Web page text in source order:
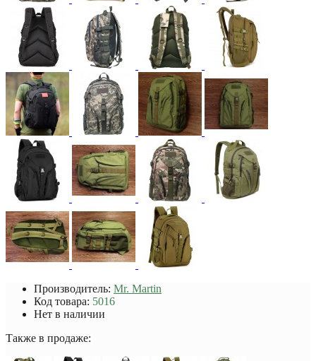
Производитель: Mr. Martin
Код товара: 5016
Нет в наличии
Также в продаже: